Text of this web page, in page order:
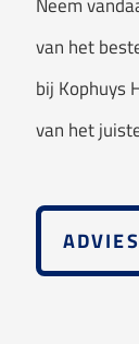
van het
bij Kophuys
van het